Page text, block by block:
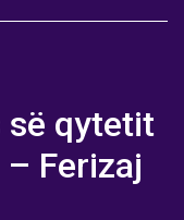
së qytetit
– Ferizaj